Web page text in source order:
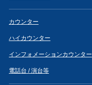
カウンター
ハイカウンター
インフォメーションカウンター
電話台 / 演台等